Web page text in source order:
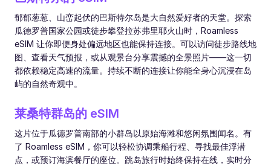
郁郁葱葱、山峦起伏的巴斯特尔岛是大自然爱好者的天堂。探索
瓜德罗普国家公园或徒步攀登拉苏弗里耶火山时，Roamless
eSIM 让你即便身处偏远地区也能保持连接。可以访问徒步路线地
图、查看天气预报，或从观景台分享震撼的全景照片——这一切
都依赖稳定高速的流量。持续不断的连接让你能全身心沉浸在岛
屿的自然奇观中。
莱桑特群岛的 eSIM
这片位于瓜德罗普南部的小群岛以原始海滩和悠闲氛围闻名。有
了 Roamless eSIM，你可以轻松协调乘船行程、寻找最佳浮潜
点，或预订海滨餐厅的座位。跳岛旅行时始终保持在线，实时分